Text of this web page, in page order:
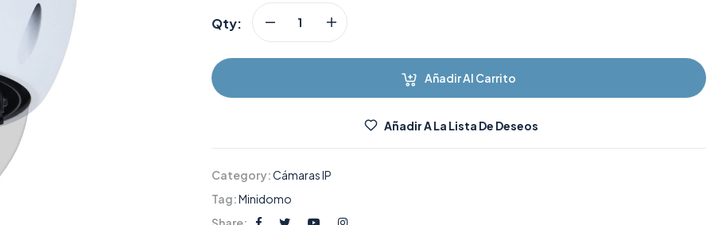
Qty:
Añadir Al Carrito
Añadir A La Lista De Deseos
Category:Cámaras IP
Tag:Minidomo